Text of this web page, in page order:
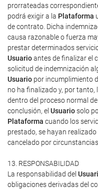
prorrateadas
podrá exigir a la Plataforma
de contrato. Dicha
causa razonable o fuerza
prestar determinados
Usuarioantes de finalizar el
solicitud de indemnización
Usuario por incumplimiento
no ha finalizado y, por
dentro del proceso normal
conclusión, el Usuariosolo
Plataforma cuando los
prestado, se hayan
cancelado por
13. RESPONSABILIDAD
La responsabilidad del
obligaciones derivadas del